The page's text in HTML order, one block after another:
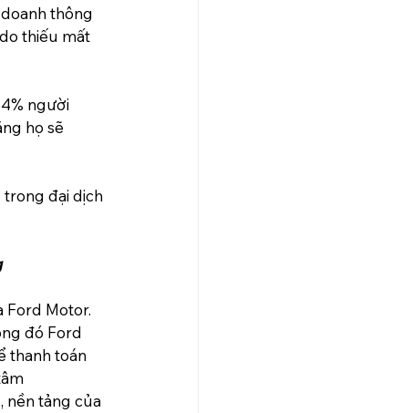
thông
thiếu mất
người
họ sẽ
trong đại dịch
Ford Motor.
đó Ford
thanh toán
nền tảng của